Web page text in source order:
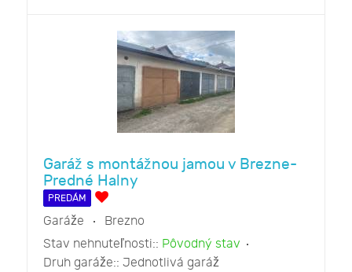
Garáž s montážnou jamou v Brezne-
Predné Halny
PREDÁM
Garáže
Brezno
Stav nehnuteľnosti:: Pôvodný stav
Druh garáže:: Jednotlivá garáž